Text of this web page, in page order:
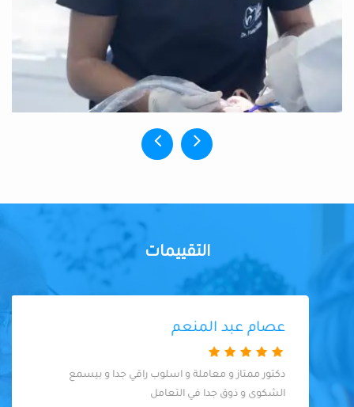
التقييمات
عصام عبد المنعم
دكتور ممتاز و معاملة و اسلوب راقي جدا و بيسمع
الشكوى و ذوق جدا في التعامل